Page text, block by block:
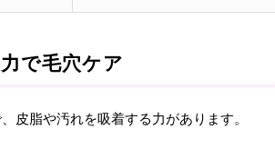
で毛穴ケア
皮脂や汚れを吸着する力があります。